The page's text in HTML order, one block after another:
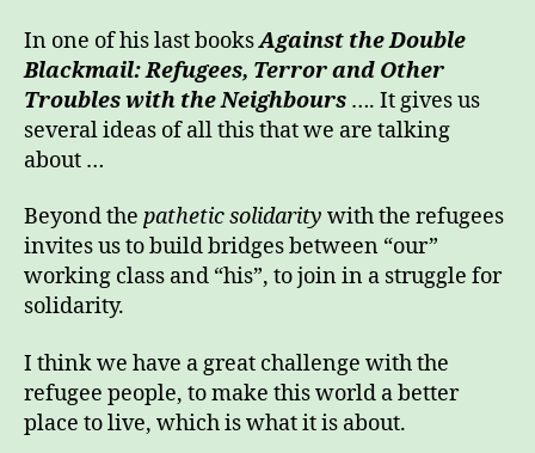
In one of his last booksAgainst the Double
Blackmail: Refugees, Terror and Other
Troubles with the Neighbours …. It gives us
several ideas of all this that we are talking
about …
Beyond the pathetic solidarity with the refugees
invites us to build bridges between “our”
working class and “his”, to join in a struggle for
solidarity.
I think we have a great challenge with the
refugee people, to make this world a better
place to live, which is what it is about.